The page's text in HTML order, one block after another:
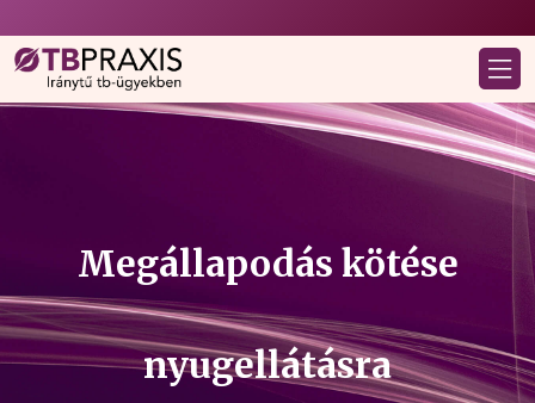
Megállapodás kötése
nyugellátásra